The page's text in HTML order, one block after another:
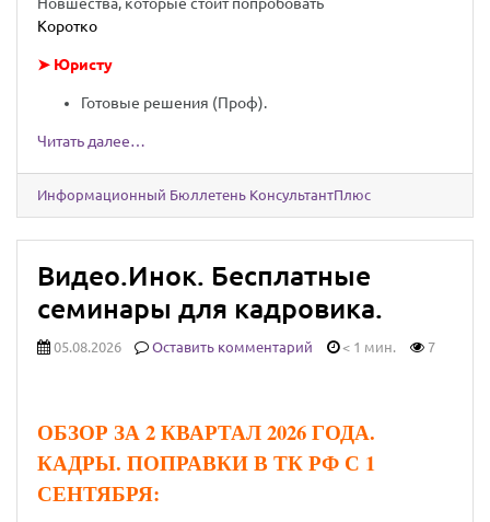
Новшества, которые стоит попробовать
Коротко
➤ Юристу
Готовые решения (Проф).
Читать далее…
Информационный Бюллетень КонсультантПлюс
Видео.Инок. Бесплатные
семинары для кадровика.
05.08.2026 Оставить комментарий < 1 мин. 7
ОБЗОР ЗА 2 КВАРТАЛ 2026 ГОДА.
КАДРЫ. ПОПРАВКИ В ТК РФ С 1
СЕНТЯБРЯ: